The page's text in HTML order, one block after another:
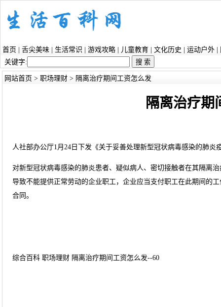
首页 舌尖美味 生活常识 游戏攻略 儿童教育 文化历史 运动户外
关键字:
网站首页 > 职场理财> 隔离治疗期间工资怎么发
隔离治疗期
人社部办公厅1月24日下发《关于妥善处理新型冠状病毒感染的肺
对新型冠状病毒感染的肺炎患者、疑似病人、密切接触者在其隔离
导致不能提供正常劳动的企业职工，企业应当支付职工在此期间的
合同。
综合百科 职场理财 隔离治疗期间工资怎么发--60